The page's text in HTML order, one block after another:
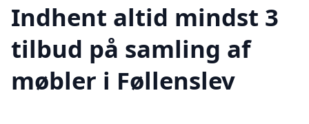
Indhent altid mindst 3
tilbud på samling af
møbler i Føllenslev